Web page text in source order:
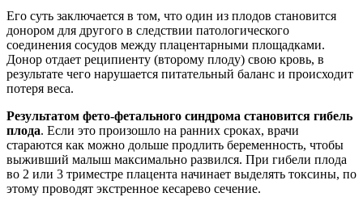
Его суть заключается в том, что один из плодов становится
донором для другого в следствии патологического
соединения сосудов между плацентарными площадками.
Донор отдает реципиенту (второму плоду) свою кровь, в
результате чего нарушается питательный баланс и происходит
потеря веса.
Результатом фето-фетального синдрома становится гибель
плода. Если это произошло на ранних сроках, врачи
стараются как можно дольше продлить беременность, чтобы
выживший малыш максимально развился. При гибели плода
во 2 или 3 триместре плацента начинает выделять токсины, по
этому проводят экстренное кесарево сечение.